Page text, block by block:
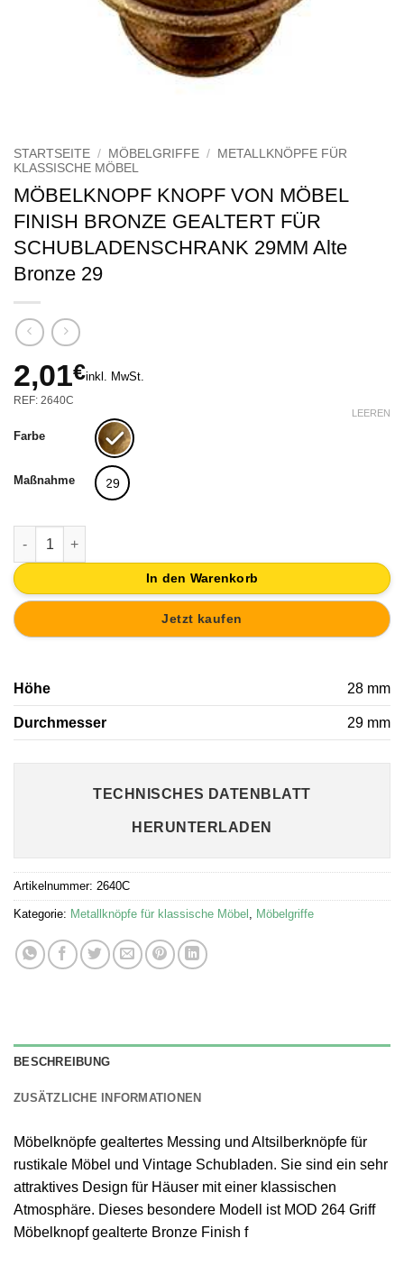
STARTSEITE / MÖBELGRIFFE /
METALLKNÖPFE FÜR
KLASSISCHE MÖBEL
MÖBELKNOPF KNOPF VON MÖBEL
FINISH BRONZE GEALTERT FÜR
SCHUBLADENSCHRANK 29MM Alte
Bronze 29
2,01€inkl. MwSt.
REF: 2640C
Farbe
Maßnahme 29
LEEREN
MÖBELKNOPF KNOPF VON MÖBEL FINISH BRONZE
In den Warenkorb
Jetzt kaufen
Höhe 28 mm
Durchmesser 29 mm
TECHNISCHES DATENBLATT
HERUNTERLADEN
Artikelnummer: 2640C
Kategorie: Metallknöpfe für klassische Möbel , Möbelgriffe
BESCHREIBUNG
ZUSÄTZLICHE INFORMATIONEN
Möbelknöpfe gealtertes Messing und Altsilberknöpfe für
rustikale Möbel und Vintage Schubladen. Sie sind ein sehr
attraktives Design für Häuser mit einer klassischen
Atmosphäre. Dieses besondere Modell ist MOD 264 Griff
Möbelknopf gealterte Bronze Finish f